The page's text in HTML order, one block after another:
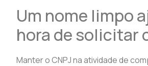
Um nome limpo
hora de solicitar
Manter o CNPJ na atividade de